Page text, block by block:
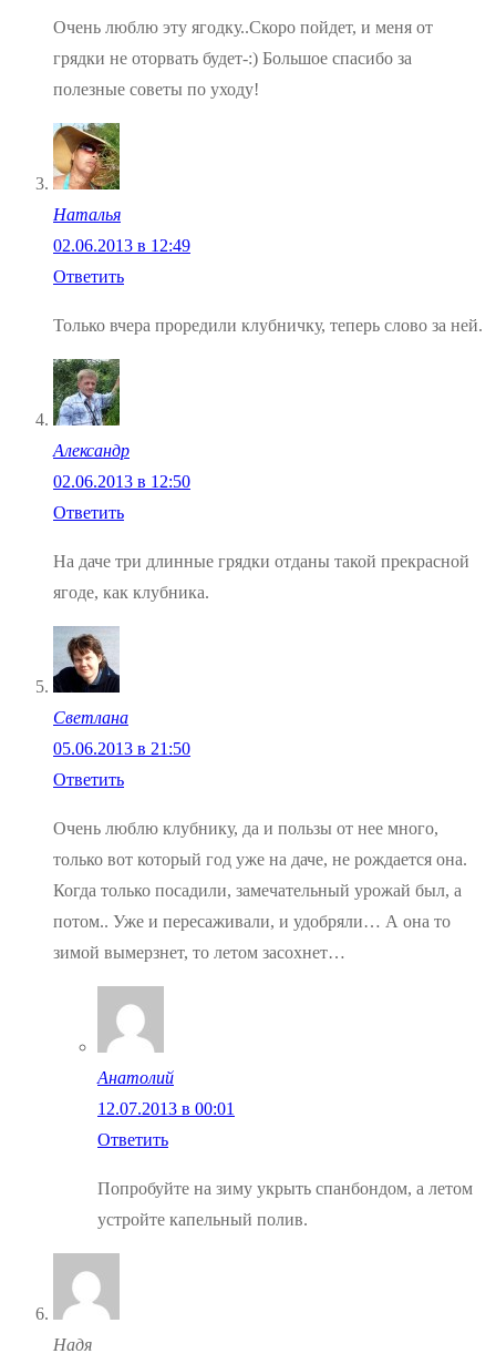
Очень люблю эту ягодку..Скоро пойдет, и меня от
грядки не оторвать будет-:) Большое спасибо за
полезные советы по уходу!
Наталья
02.06.2013 в 12:49
Ответить
Только вчера проредили клубничку, теперь слово за ней.
Александр
02.06.2013 в 12:50
Ответить
На даче три длинные грядки отданы такой прекрасной
ягоде, как клубника.
Светлана
05.06.2013 в 21:50
Ответить
Очень люблю клубнику, да и пользы от нее много,
только вот который год уже на даче, не рождается она.
Когда только посадили, замечательный урожай был, а
потом.. Уже и пересаживали, и удобряли… А она то
зимой вымерзнет, то летом засохнет…
Анатолий
12.07.2013 в 00:01
Ответить
Попробуйте на зиму укрыть спанбондом, а летом
устройте капельный полив.
Надя